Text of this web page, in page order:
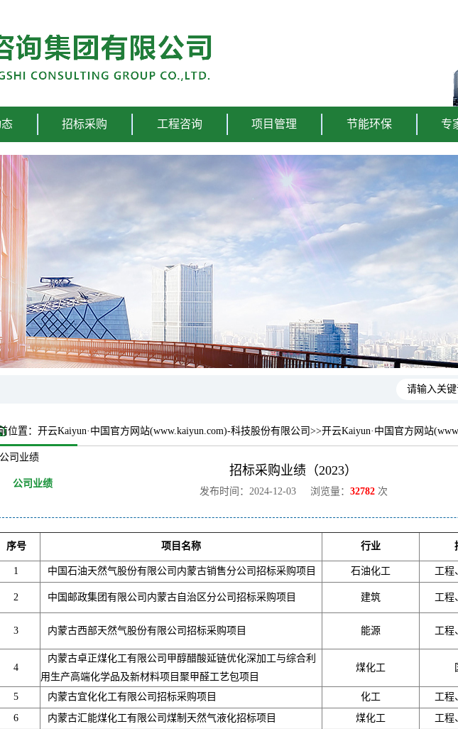
招标采购 工程咨询 项目管理 节能环保 专
位置： 开云Kaiyun·中国官方网站(www.kaiyun.com)-科技股份有限公司 >>开云Kaiyun·中国官方网站
司业绩
公司业绩
招标采购业绩（2023）
发布时间：2024-12-03 浏览量： 32782次
序号 项目名称 行业
1 中国石油天然气股份有限公司内蒙古销售分公司招标采购项目 石油化工 工程
2 中国邮政集团有限公司内蒙古自治区分公司招标采购项目 建筑 工程
3 内蒙古西部天然气股份有限公司招标采购项目 能源 工程
4
内蒙古卓正煤化工有限公司甲醇醋酸延链优化深加工与综合利
用生产高端化学品及新材料项目聚甲醛工艺包项目
煤化工
5 内蒙古宜化化工有限公司招标采购项目 化工 工程
6
内蒙古汇能煤化工有限公司煤制天然气液化招标项目 煤化工 工程